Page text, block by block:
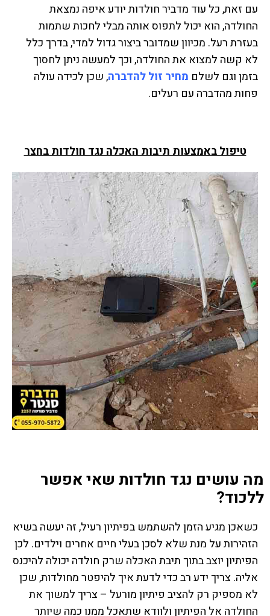
עם זאת, כל עוד מדביר חולדות יודע איפה נמצאת
החולדה, הוא יכול לתפוס אותה מבלי לחכות שתמות
בעזרת רעל. מכיוון שמדובר ביצור גדול למדי, בדרך כלל
לא קשה למצוא את החולדה, וכך למעשה ניתן לחסוך
בזמן וגם לשלם מחיר זול להדברה, שכן לכידה עולה
פחות מהדברה עם רעלים.
טיפול באמצעות תיבות האכלה נגד חולדות בחצר
מה עושים נגד חולדות שאי אפשר
ללכוד?
כשאכן מגיע הזמן להשתמש בפיתיון רעיל, זה יעשה בשיא
הזהירות על מנת שלא לסכן בעלי חיים אחרים וילדים. לכן
הפיתיון יוצב בתוך תיבת האכלה שרק חולדה יכולה להיכנס
אליה. צריך ידע רב כדי לדעת איך להיפטר מחולדות, שכן
לא מספיק רק להציב פיתיון מורעל – צריך למשוך את
החולדה אל הפיתיון ולוודא שתאכל ממנו כמה שיותר